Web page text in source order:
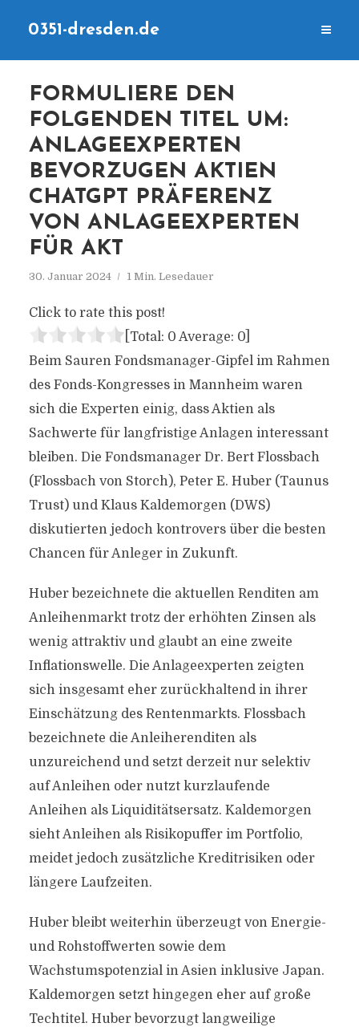
0351-dresden.de
FORMULIERE DEN
FOLGENDEN TITEL UM:
ANLAGEEXPERTEN
BEVORZUGEN AKTIEN
CHATGPT PRÄFERENZ
VON ANLAGEEXPERTEN
FÜR AKT
30. Januar 2024 1 Min. Lesedauer
Click to rate this post!
[Total: 0 Average: 0]
Beim Sauren Fondsmanager-Gipfel im Rahmen
des Fonds-Kongresses in Mannheim waren
sich die Experten einig, dass Aktien als
Sachwerte für langfristige Anlagen interessant
bleiben. Die Fondsmanager Dr. Bert Flossbach
(Flossbach von Storch), Peter E. Huber (Taunus
Trust) und Klaus Kaldemorgen (DWS)
diskutierten jedoch kontrovers über die besten
Chancen für Anleger in Zukunft.
Huber bezeichnete die aktuellen Renditen am
Anleihenmarkt trotz der erhöhten Zinsen als
wenig attraktiv und glaubt an eine zweite
Inflationswelle. Die Anlageexperten zeigten
sich insgesamt eher zurückhaltend in ihrer
Einschätzung des Rentenmarkts. Flossbach
bezeichnete die Anleiherenditen als
unzureichend und setzt derzeit nur selektiv
auf Anleihen oder nutzt kurzlaufende
Anleihen als Liquiditätsersatz. Kaldemorgen
sieht Anleihen als Risikopuffer im Portfolio,
meidet jedoch zusätzliche Kreditrisiken oder
längere Laufzeiten.
Huber bleibt weiterhin überzeugt von Energie-
und Rohstoffwerten sowie dem
Wachstumspotenzial in Asien inklusive Japan.
Kaldemorgen setzt hingegen eher auf große
Techtitel. Huber bevorzugt langweilige